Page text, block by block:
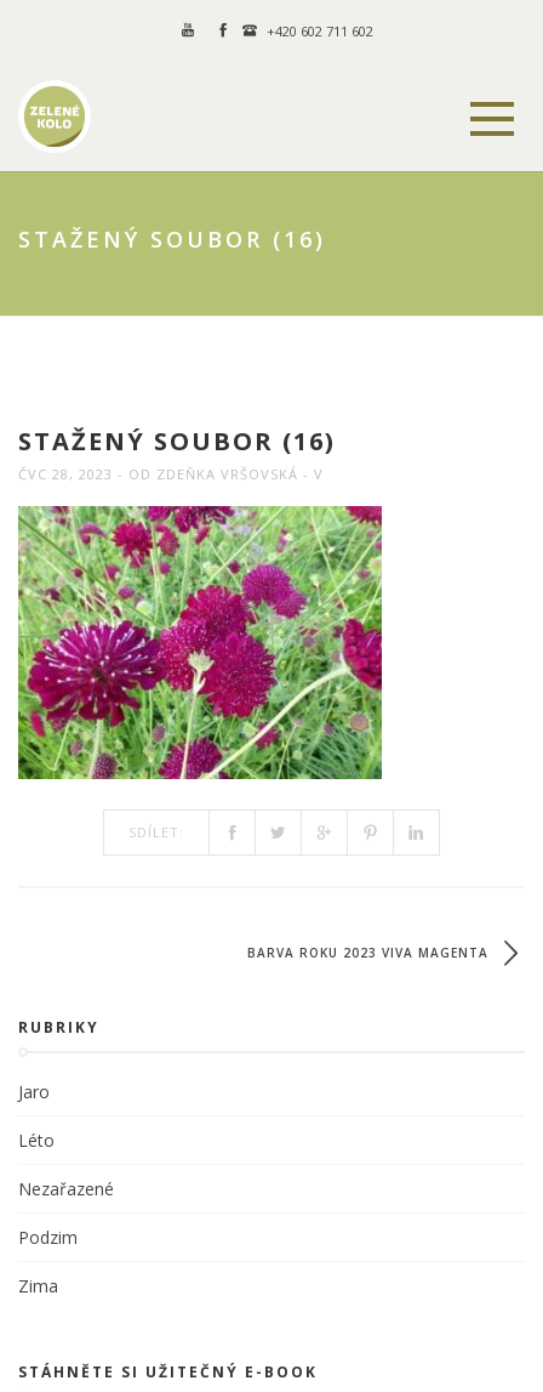
+420 602 711 602
STAŽENÝ SOUBOR (16)
STAŽENÝ SOUBOR (16)
ČVC 28, 2023 OD ZDEŇKA VRŠOVSKÁ V
SDÍLET:
BARVA ROKU 2023 VIVA MAGENTA
RUBRIKY
Jaro
Léto
Nezařazené
Podzim
Zima
STÁHNĚTE SI UŽITEČNÝ E-BOOK